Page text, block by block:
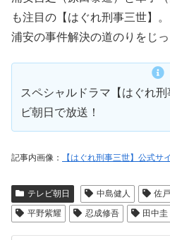
も注目の【はぐれ刑事三世】。
浦安の事件解決の道のりをじ
スペシャルドラマ【はぐれ
ビ朝日で放送！
記事内画像： 【はぐれ刑事三世】公式サ
テレビ朝日 中島健人 佐
平野紫耀
忍成修吾 田中圭